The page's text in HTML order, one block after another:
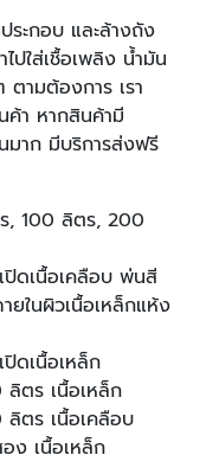
ระกอบ และล้างถัง
ปใส่เชื้อเพลิง น้ำมัน
ตามต้องการ เรา
ค้า หากสินค้ามี
าก มีบริการส่งฟรี
, 100 ลิตร, 200
ดเนื้อเคลือบ พ่นสี
ในผิวเนื้อเหล็กแห้ง
ดเนื้อเหล็ก
ลิตร เนื้อเหล็ก
ลิตร เนื้อเคลือบ
ง เนื้อเหล็ก